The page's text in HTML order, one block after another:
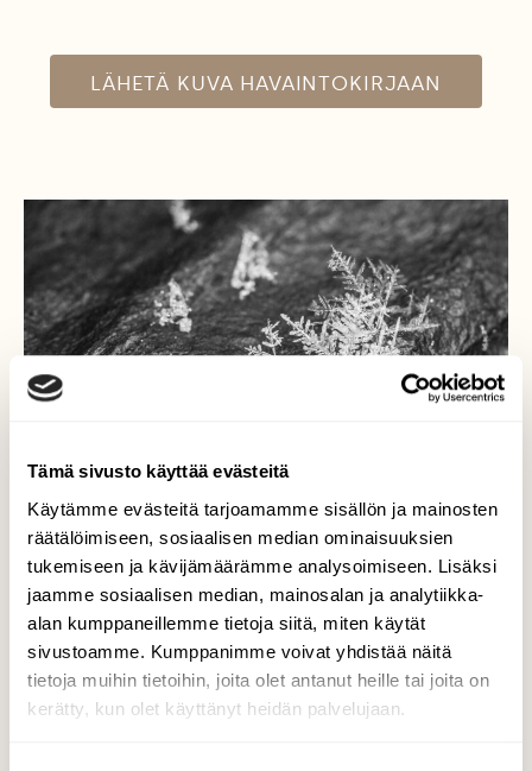
Tämä sivusto käyttää evästeitä
Käytämme evästeitä tarjoamamme sisällön ja mainosten
räätälöimiseen, sosiaalisen median ominaisuuksien
tukemiseen ja kävijämäärämme analysoimiseen. Lisäksi
jaamme sosiaalisen median, mainosalan ja analytiikka-
alan kumppaneillemme tietoja siitä, miten käytät
sivustoamme. Kumppanimme voivat yhdistää näitä
tietoja muihin tietoihin, joita olet antanut heille tai joita on
kerätty, kun olet käyttänyt heidän palvelujaan.
LÄHETÄ KUVA HAVAINTOKIRJAAN
Jääkukkanen
Valokuvaaja: Satu Mali, Otalampi 5.1.2015